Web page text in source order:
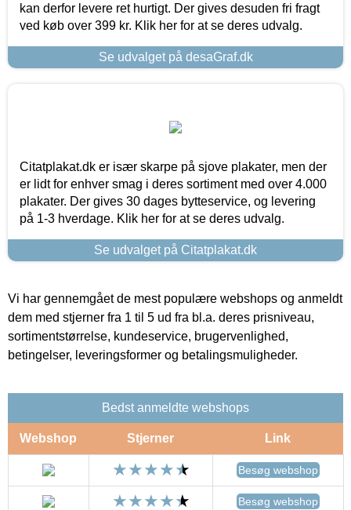
kan derfor levere ret hurtigt. Der gives desuden fri fragt
ved køb over 399 kr. Klik her for at se deres udvalg.
Se udvalget på desaGraf.dk
Citatplakat.dk er især skarpe på sjove plakater, men der
er lidt for enhver smag i deres sortiment med over 4.000
plakater. Der gives 30 dages bytteservice, og levering
på 1-3 hverdage. Klik her for at se deres udvalg.
Se udvalget på Citatplakat.dk
Vi har gennemgået de mest populære webshops og anmeldt
dem med stjerner fra 1 til 5 ud fra bl.a. deres prisniveau,
sortimentstørrelse, kundeservice, brugervenlighed,
betingelser, leveringsformer og betalingsmuligheder.
Bedst anmeldte webshops
Webshop Stjerner Link
Besøg webshop
Besøg webshop